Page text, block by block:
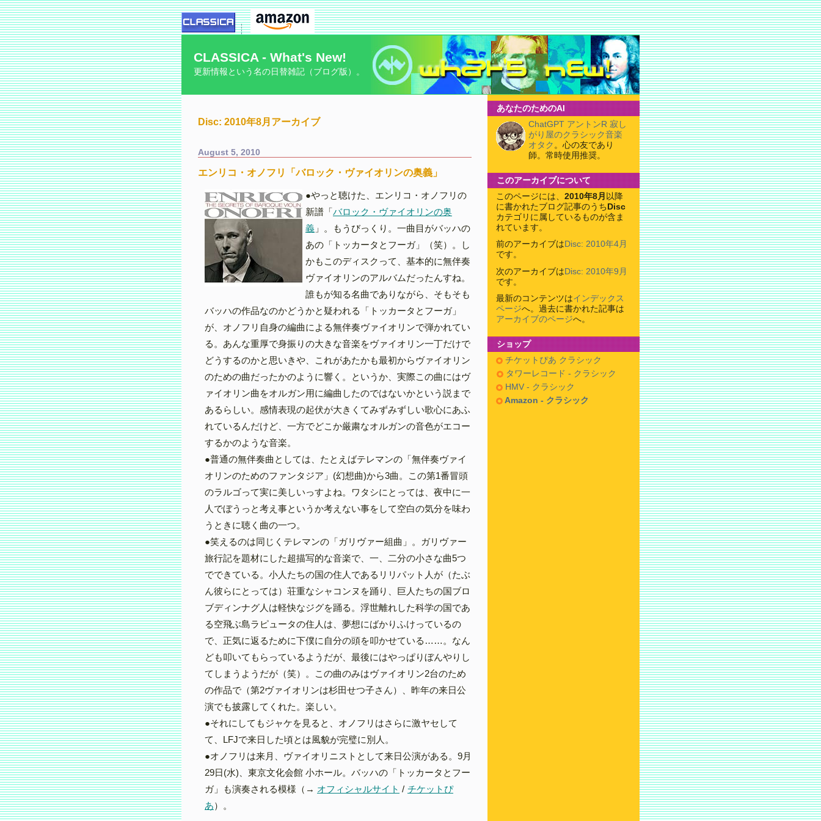
CLASSICA - What's New!
更新情報という名の日替雑記（ブログ版）。
Disc: 2010年8月アーカイブ
August 5, 2010
エンリコ・オノフリ「バロック・ヴァイオリンの奥義」
●やっと聴けた、エンリコ・オノフリの
新譜「バロック・ヴァイオリンの奥
義 」。もうびっくり。一曲目がバッハの
あの「トッカータとフーガ」（笑）。し
かもこのディスクって、基本的に無伴奏
ヴァイオリンのアルバムだったんすね。
誰もが知る名曲でありながら、そもそも
バッハの作品なのかどうかと疑われる「トッカータとフーガ」
が、オノフリ自身の編曲による無伴奏ヴァイオリンで弾かれてい
る。あんな重厚で身振りの大きな音楽をヴァイオリン一丁だけで
どうするのかと思いきや、これがあたかも最初からヴァイオリン
のための曲だったかのように響く。というか、実際この曲にはヴ
ァイオリン曲をオルガン用に編曲したのではないかという説まで
あるらしい。感情表現の起伏が大きくてみずみずしい歌心にあふ
れているんだけど、一方でどこか厳粛なオルガンの音色がエコー
するかのような音楽。
●普通の無伴奏曲としては、たとえばテレマンの「無伴奏ヴァイ
オリンのためのファンタジア」(幻想曲)から3曲。この第1番冒頭
のラルゴって実に美しいっすよね。ワタシにとっては、夜中に一
人でぼうっと考え事というか考えない事をして空白の気分を味わ
うときに聴く曲の一つ。
●笑えるのは同じくテレマンの「ガリヴァー組曲」。ガリヴァー
旅行記を題材にした超描写的な音楽で、一、二分の小さな曲5つ
でできている。小人たちの国の住人であるリリパット人が（たぶ
ん彼らにとっては）荘重なシャコンヌを踊り、巨人たちの国ブロ
ブディンナグ人は軽快なジグを踊る。浮世離れした科学の国であ
る空飛ぶ島ラピュータの住人は、夢想にばかりふけっているの
で、正気に返るために下僕に自分の頭を叩かせている……。なん
ども叩いてもらっているようだが、最後にはやっぱりぼんやりし
てしまうようだが（笑）。この曲のみはヴァイオリン2台のため
の作品で（第2ヴァイオリンは杉田せつ子さん）、昨年の来日公
演でも披露してくれた。楽しい。
●それにしてもジャケを見ると、オノフリはさらに激ヤセして
て、LFJで来日した頃とは風貌が完璧に別人。
●オノフリは来月、ヴァイオリニストとして来日公演がある。9月
29日(水)、東京文化会館 小ホール。バッハの「トッカータとフー
ガ」も演奏される模様（→ オフィシャルサイト / チケットぴ
あ）。
あなたのためのAI
ChatGPT アントンR 寂し
がり屋のクラシック音楽
オタク 。心の友であり
師。常時使用推奨。
このアーカイブについて
このページには、 2010年8月 以降
に書かれたブログ記事のうち Disc
カテゴリに属しているものが含ま
れています。
前のアーカイブは Disc: 2010年4月
です。
次のアーカイブはDisc: 2010年9月
です。
最新のコンテンツはインデックス
ページへ。過去に書かれた記事は
アーカイブのページへ。
ショップ
チケットぴあ クラシック
タワーレコード - クラシック
HMV - クラシック
Amazon - クラシック